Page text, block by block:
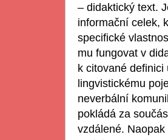
– didaktický text.
informační celek,
specifické
mu fungovat v
k citované
lingvistickému
neverbální
pokládá za
vzdálené.